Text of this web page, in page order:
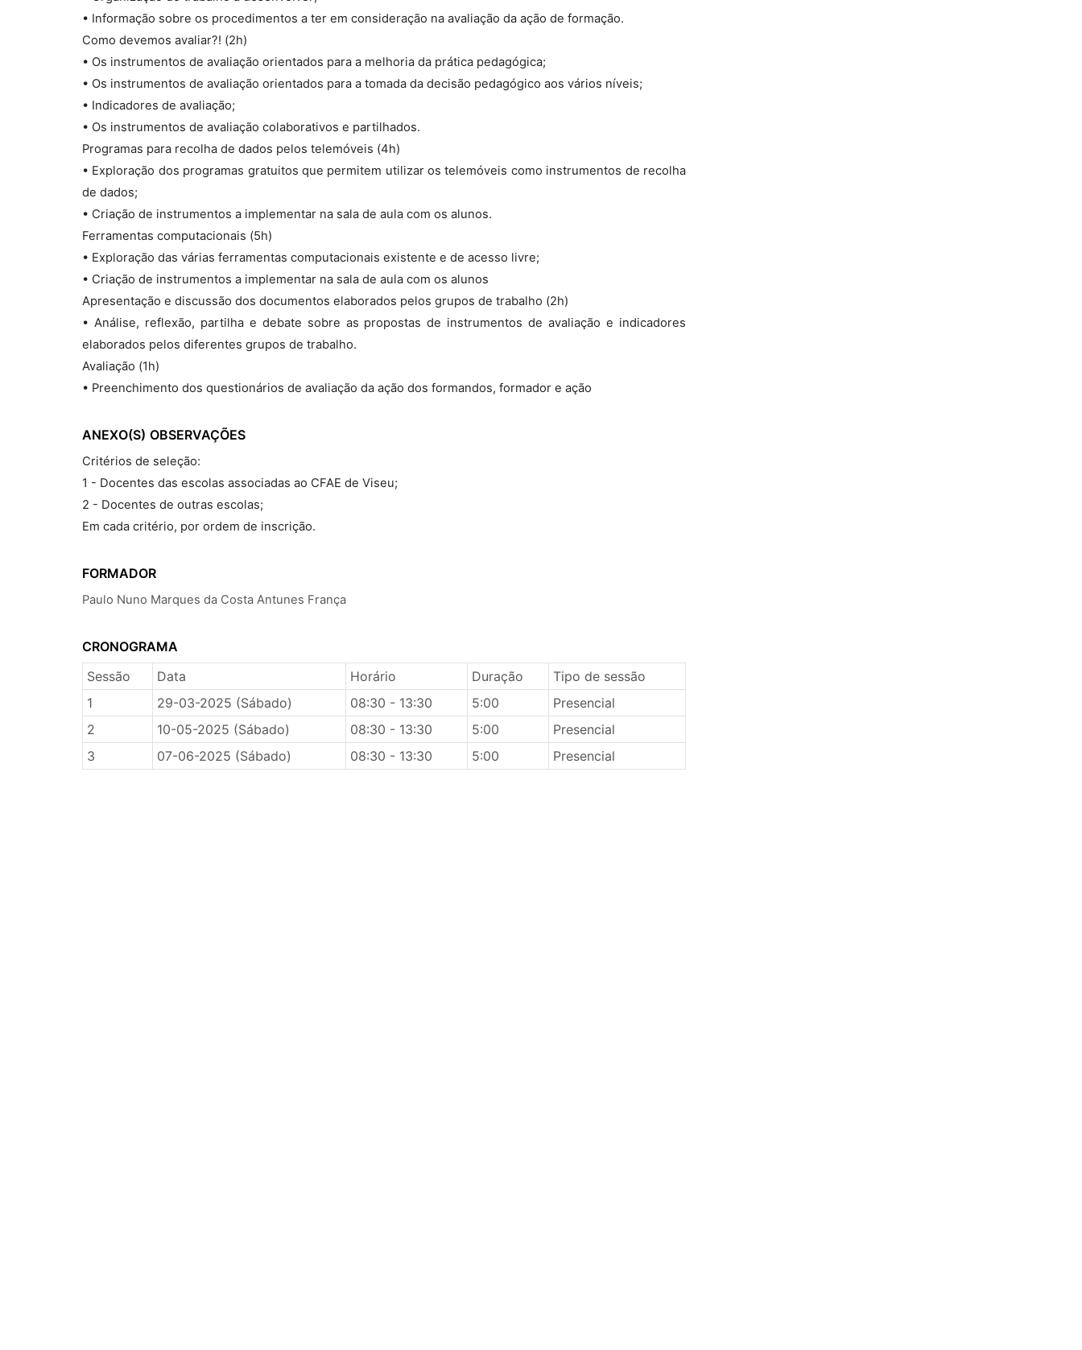
• Informação sobre os procedimentos a ter em consideração na avaliação da ação de formação.
Como devemos avaliar?! (2h)
• Os instrumentos de avaliação orientados para a melhoria da prática pedagógica;
• Os instrumentos de avaliação orientados para a tomada da decisão pedagógico aos vários níveis;
• Indicadores de avaliação;
• Os instrumentos de avaliação colaborativos e partilhados.
Programas para recolha de dados pelos telemóveis (4h)
• Exploração dos programas gratuitos que permitem utilizar os telemóveis como instrumentos de recolha
de dados;
• Criação de instrumentos a implementar na sala de aula com os alunos.
Ferramentas computacionais (5h)
• Exploração das várias ferramentas computacionais existente e de acesso livre;
• Criação de instrumentos a implementar na sala de aula com os alunos
Apresentação e discussão dos documentos elaborados pelos grupos de trabalho (2h)
• Análise, reflexão, partilha e debate sobre as propostas de instrumentos de avaliação e indicadores
elaborados pelos diferentes grupos de trabalho.
Avaliação (1h)
• Preenchimento dos questionários de avaliação da ação dos formandos, formador e ação
ANEXO(S) OBSERVAÇÕES
Critérios de seleção:
1 - Docentes das escolas associadas ao CFAE de Viseu;
2 - Docentes de outras escolas;
Em cada critério, por ordem de inscrição.
FORMADOR
Paulo Nuno Marques da Costa Antunes França
CRONOGRAMA
Sessão
Data Horário Duração
Tipo de sessão
1
29-03-2025 (Sábado) 08:30 - 13:30 5:00
Presencial
2
10-05-2025 (Sábado) 08:30 - 13:30 5:00
Presencial
3
07-06-2025 (Sábado) 08:30 - 13:30 5:00 Presencial